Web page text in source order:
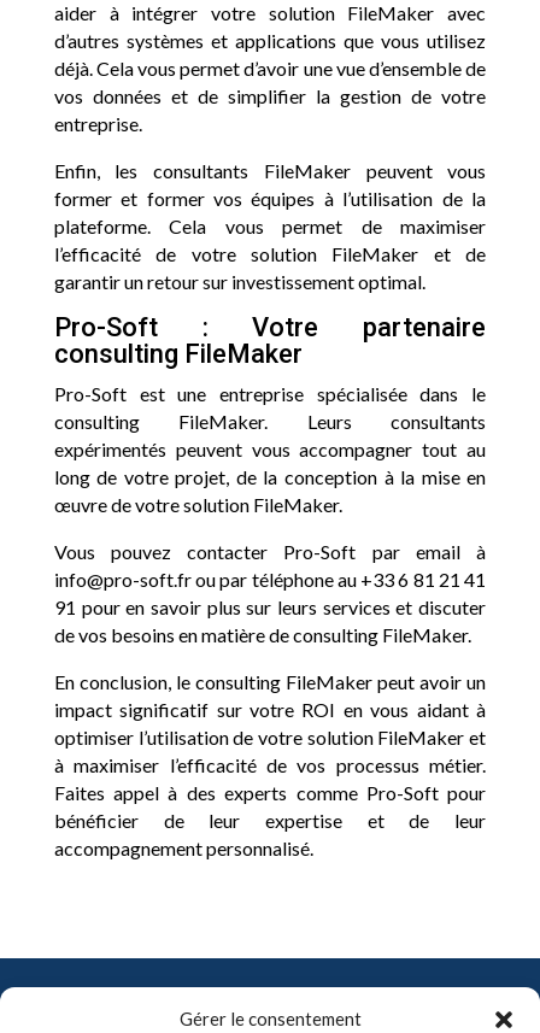
Gérer le consentement
aider à intégrer votre solution FileMaker avec
d’autres systèmes et applications que vous utilisez
déjà. Cela vous permet d’avoir une vue d’ensemble de
vos données et de simplifier la gestion de votre
entreprise.
Enfin, les consultants FileMaker peuvent vous
former et former vos équipes à l’utilisation de la
plateforme. Cela vous permet de maximiser
l’efficacité de votre solution FileMaker et de
garantir un retour sur investissement optimal.
Pro-Soft : Votre partenaire
consulting FileMaker
Pro-Soft est une entreprise spécialisée dans le
consulting FileMaker. Leurs consultants
expérimentés peuvent vous accompagner tout au
long de votre projet, de la conception à la mise en
œuvre de votre solution FileMaker.
Vous pouvez contacter Pro-Soft par email à
info@pro-soft.fr ou par téléphone au +33 6 81 21 41
91 pour en savoir plus sur leurs services et discuter
de vos besoins en matière de consulting FileMaker.
En conclusion, le consulting FileMaker peut avoir un
impact significatif sur votre ROI en vous aidant à
optimiser l’utilisation de votre solution FileMaker et
à maximiser l’efficacité de vos processus métier.
Faites appel à des experts comme Pro-Soft pour
bénéficier de leur expertise et de leur
accompagnement personnalisé.